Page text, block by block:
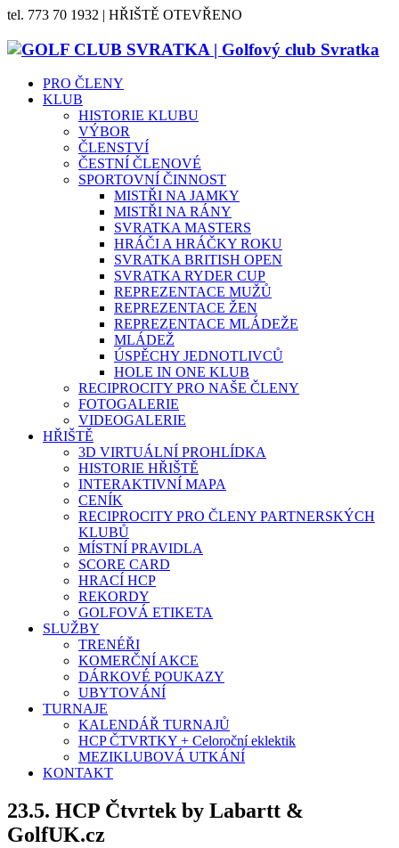
tel. 773 70 1932 | HŘIŠTĚ OTEVŘENO
PRO ČLENY
KLUB
HISTORIE KLUBU
VÝBOR
ČLENSTVÍ
ČESTNÍ ČLENOVÉ
SPORTOVNÍ ČINNOST
MISTŘI NA JAMKY
MISTŘI NA RÁNY
SVRATKA MASTERS
HRÁČI A HRÁČKY ROKU
SVRATKA BRITISH OPEN
SVRATKA RYDER CUP
REPREZENTACE MUŽŮ
REPREZENTACE ŽEN
REPREZENTACE MLÁDEŽE
MLÁDEŽ
ÚSPĚCHY JEDNOTLIVCŮ
HOLE IN ONE KLUB
RECIPROCITY PRO NAŠE ČLENY
FOTOGALERIE
VIDEOGALERIE
HŘIŠTĚ
3D VIRTUÁLNÍ PROHLÍDKA
HISTORIE HŘIŠTĚ
INTERAKTIVNÍ MAPA
CENÍK
RECIPROCITY PRO ČLENY PARTNERSKÝCH
KLUBŮ
MÍSTNÍ PRAVIDLA
SCORE CARD
HRACÍ HCP
REKORDY
GOLFOVÁ ETIKETA
SLUŽBY
TRENÉŘI
KOMERČNÍ AKCE
DÁRKOVÉ POUKAZY
UBYTOVÁNÍ
TURNAJE
KALENDÁŘ TURNAJŮ
HCP ČTVRTKY + Celoroční eklektik
MEZIKLUBOVÁ UTKÁNÍ
KONTAKT
23.5. HCP Čtvrtek by Labartt &
GolfUK.cz